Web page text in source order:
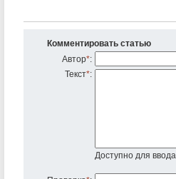
Комментировать статью
Автор*:
Текст*:
Доступно для ввода